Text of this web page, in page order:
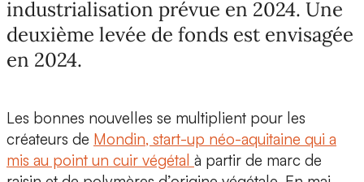
industrialisation prévue en 2024. Une
deuxième levée de fonds est envisagée
en 2024.
Les bonnes nouvelles se multiplient pour les
créateurs de Mondin, start-up néo-aquitaine qui a
mis au point un cuir végétal à partir de marc de